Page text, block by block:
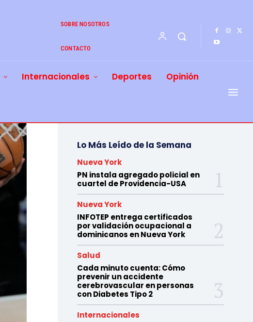
SOBRE NOSOTROS
CONTACTO
Internacionales Deportes Opinión
Lo Más Leído de la Semana
Nueva York
PN instala agregado policial en
cuartel de Providencia-USA
Nueva York
INFOTEP entrega certificados
por validación ocupacional a
dominicanos en Nueva York
Salud
Cada minuto cuenta: Cómo
prevenir un accidente
cerebrovascular en personas
con Diabetes Tipo 2
Internacionales